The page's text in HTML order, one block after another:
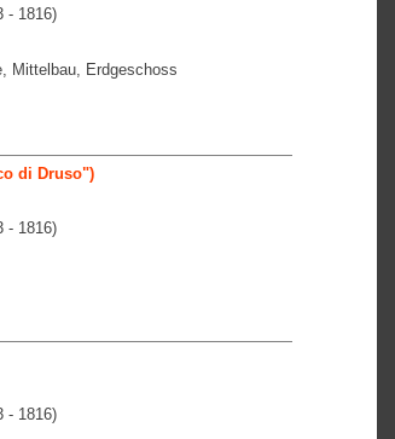
- 1816)
Mittelbau, Erdgeschoss
di Druso")
- 1816)
- 1816)